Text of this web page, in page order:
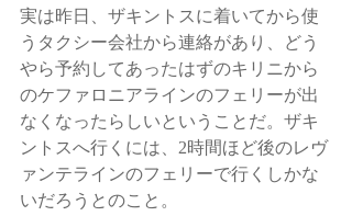
実は昨日、ザキントスに着いてから使
うタクシー会社から連絡があり、どう
やら予約してあったはずのキリニから
のケファロニアラインのフェリーが出
なくなったらしいということだ。ザキ
ントスへ行くには、2時間ほど後のレヴ
ァンテラインのフェリーで行くしかな
いだろうとのこと。